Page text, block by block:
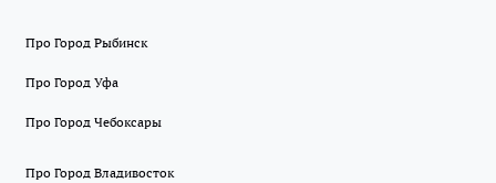
Про Город Рыбинск
Про Город Уфа
Про Город Чебоксары
Про Город Владивосток